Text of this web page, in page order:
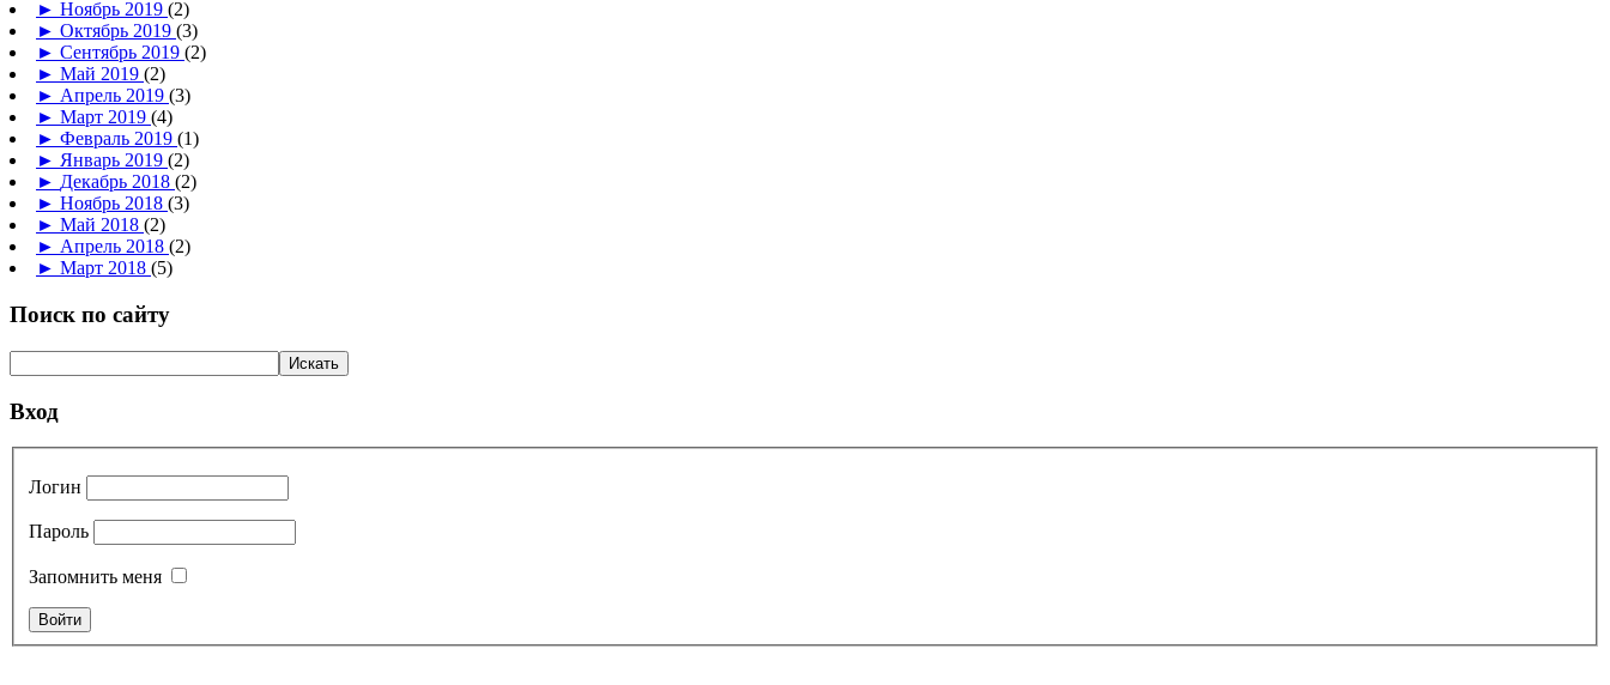
► Ноябрь 2019 (2)
► Октябрь 2019 (3)
► Сентябрь 2019 (2)
► Май 2019 (2)
► Апрель 2019 (3)
► Март 2019 (4)
► Февраль 2019 (1)
► Январь 2019 (2)
► Декабрь 2018 (2)
► Ноябрь 2018 (3)
► Май 2018 (2)
► Апрель 2018 (2)
► Март 2018 (5)
Поиск по сайту
Вход
Логин
Пароль
Запомнить меня